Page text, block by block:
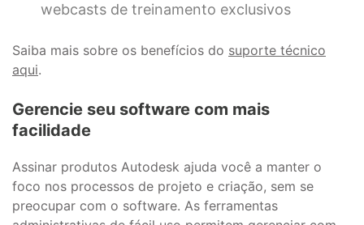
webcasts de treinamento exclusivos
Saiba mais sobre os benefícios do suporte técnico
aqui.
Gerencie seu software com mais
facilidade
Assinar produtos Autodesk ajuda você a manter o
foco nos processos de projeto e criação, sem se
preocupar com o software. As ferramentas